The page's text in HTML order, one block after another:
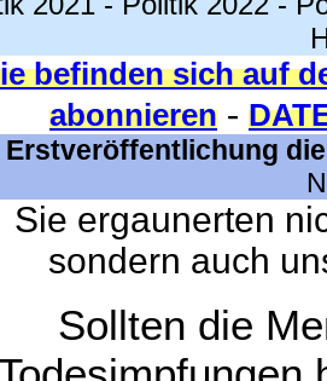
befinden sich auf
abonnieren -
Erstveröffentlichung
Sie ergaunerten
sondern auch
Sollten die